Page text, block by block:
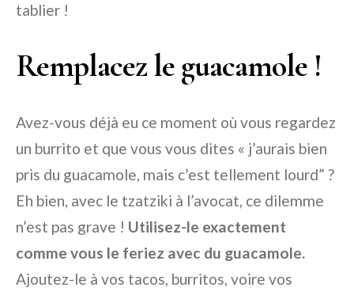
tablier !
Remplacez le guacamole !
Avez-vous déjà eu ce moment où vous regardez
un burrito et que vous vous dites « j’aurais bien
pris du guacamole, mais c’est tellement lourd” ?
Eh bien, avec le tzatziki à l’avocat, ce dilemme
n’est pas grave ! Utilisez-le exactement
comme vous le feriez avec du guacamole.
Ajoutez-le à vos tacos, burritos, voire vos